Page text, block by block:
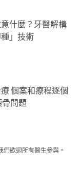
什麼？牙醫解構
種」技術
個案和療程逐個
骨問題
們歡迎所有醫生參與。